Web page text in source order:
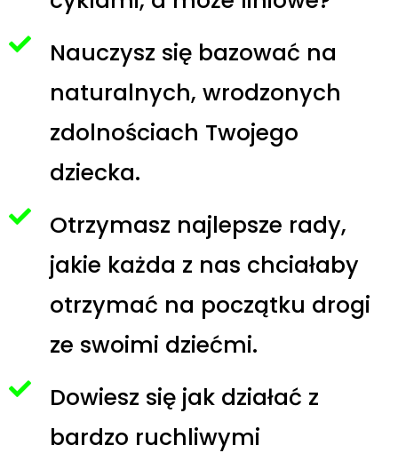
Nauczysz się bazować na
naturalnych, wrodzonych
zdolnościach Twojego
dziecka.
Otrzymasz najlepsze rady,
jakie każda z nas chciałaby
otrzymać na początku drogi
ze swoimi dziećmi.
Dowiesz się jak działać z
bardzo ruchliwymi